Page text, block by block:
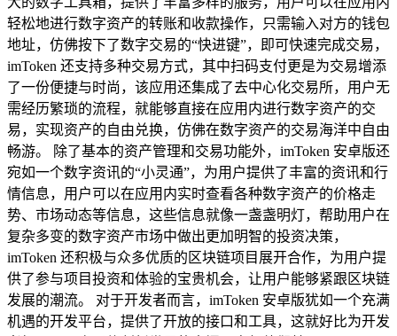
轻松地进行数字资产的转账和收款操作，只需输入对方的钱包
地址，仿佛按下了数字交易的“快进键”，即可快速完成交易，
imToken 还支持多种交易方式，其中扫码支付更是为交易增添
了一份便捷与时尚，该应用还集成了去中心化交易所，用户无
需经历繁琐的流程，就能够直接在应用内进行数字资产的交
易，实现资产的自由兑换，仿佛在数字资产的交易海洋中自由
畅游。 除了基本的资产管理和交易功能外，imToken 安卓版还
宛如一个数字资讯的“小灵通”，为用户提供了丰富的资讯和行
情信息，用户可以在应用内实时查看各种数字资产的价格走
势、市场动态等信息，这些信息就像一盏盏明灯，帮助用户在
复杂多变的数字资产市场中做出更加明智的投资决策，
imToken 还积极与众多优质的区块链项目展开合作，为用户提
供了参与项目投资和体验的宝贵机会，让用户能够紧跟区块链
发展的潮流。 对于开发者而言，imToken 安卓版犹如一个充满
机遇的开发平台，提供了开放的接口和工具，这就好比为开发